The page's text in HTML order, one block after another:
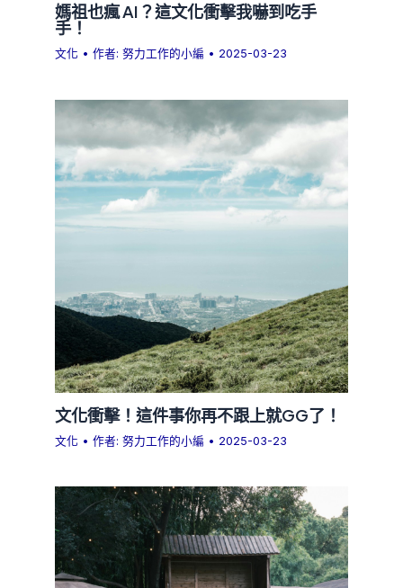
媽祖也瘋 AI？這文化衝擊我嚇到吃手
手！
文化 • 作者:努力工作的小編 • 2025-03-23
文化衝擊！這件事你再不跟上就GG了！
文化 • 作者:努力工作的小編 • 2025-03-23